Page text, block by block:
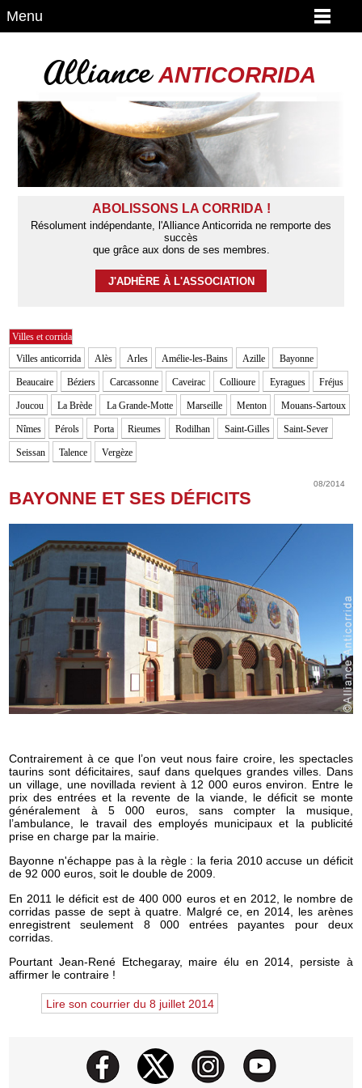
Menu
AllianceANTICORRIDA
ABOLISSONS LA CORRIDA !
Résolument indépendante, l'Alliance Anticorrida ne remporte des
succès
que grâce aux dons de ses membres.
J'ADHÈRE À L'ASSOCIATION
Villes et corrida
Villes anticorrida Alès Arles Amélie-les-Bains Azille Bayonne
Beaucaire Béziers Carcassonne Caveirac Collioure Eyragues Fréjus
Joucou La Brède La Grande-Motte Marseille Menton Mouans-Sartoux
Nîmes Pérols Porta Rieumes Rodilhan Saint-Gilles Saint-Sever
Seissan Talence Vergèze
08/2014
BAYONNE ET SES DÉFICITS
Contrairement à ce que l’on veut nous faire croire, les spectacles
taurins sont déficitaires, sauf dans quelques grandes villes. Dans
un village, une novillada revient à 12 000 euros environ. Entre le
prix des entrées et la revente de la viande, le déficit se monte
généralement à 5 000 euros, sans compter la musique,
l’ambulance, le travail des employés municipaux et la publicité
prise en charge par la mairie.
Bayonne n'échappe pas à la règle : la feria 2010 accuse un déficit
de 92 000 euros, soit le double de 2009.
En 2011 le déficit est de 400 000 euros et en 2012, le nombre de
corridas passe de sept à quatre. Malgré ce, en 2014, les arènes
enregistrent seulement 8 000 entrées payantes pour deux
corridas.
Pourtant Jean-René Etchegaray, maire élu en 2014, persiste à
affirmer le contraire !
Lire son courrier du 8 juillet 2014